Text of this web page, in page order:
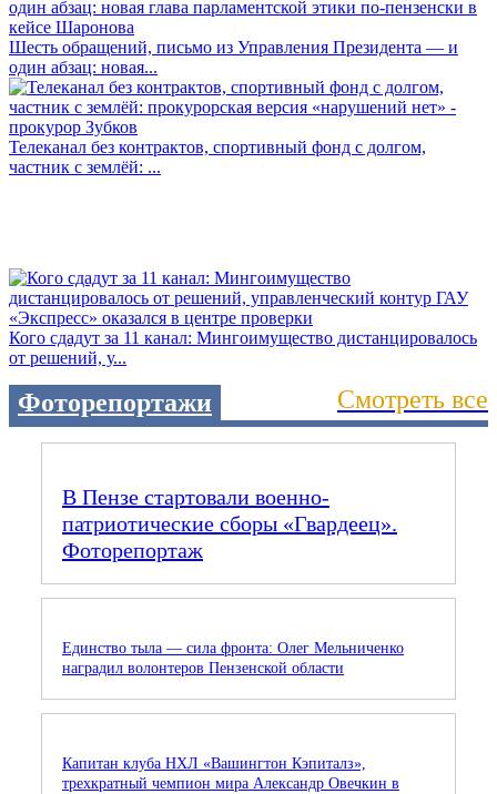
Шесть обращений, письмо из Управления Президента — и
один абзац: новая...
Телеканал без контрактов, спортивный фонд с долгом,
частник с землёй: ...
Кого сдадут за 11 канал: Мингоимущество дистанцировалось
от решений, у...
Фоторепортажи Смотреть все
В Пензе стартовали военно-
патриотические сборы «Гвардеец».
Фоторепортаж
Единство тыла — сила фронта: Олег Мельниченко
наградил волонтеров Пензенской области
Капитан клуба НХЛ «Вашингтон Кэпиталз»,
трехкратный чемпион мира Александр Овечкин в